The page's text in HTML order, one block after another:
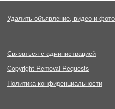
Удалить объявление, видео и фото
Связаться с администрацией
Copyright Removal Requests
Политика конфиденциальности